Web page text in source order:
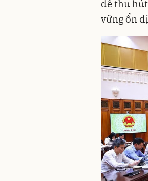
để thu
vững ổn